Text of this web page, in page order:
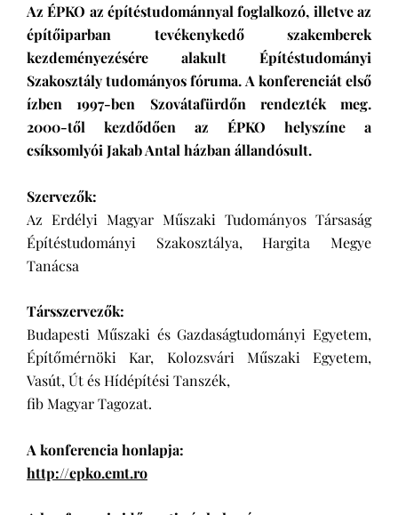
Az ÉPKO az építéstudománnyal foglalkozó, illetve az
építőiparban tevékenykedő szakemberek
kezdeményezésére alakult Építéstudományi
Szakosztály tudományos fóruma. A konferenciát első
ízben 1997-ben Szovátafürdőn rendezték meg.
2000-től kezdődően az ÉPKO helyszíne a
csíksomlyói Jakab Antal házban állandósult.
Szervezők:
Az Erdélyi Magyar Műszaki Tudományos Társaság
Építéstudományi Szakosztálya, Hargita Megye
Tanácsa
Társszervezők:
Budapesti Műszaki és Gazdaságtudományi Egyetem,
Építőmérnöki Kar, Kolozsvári Műszaki Egyetem,
Vasút, Út és Hídépítési Tanszék,
fib Magyar Tagozat.
A konferencia honlapja:
http://epko.emt.ro